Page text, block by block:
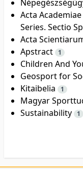
Acta
Series. Sectio
Acta
Apstract 1
Children And
Geosport for
Kitaibelia 1
Magyar
Sustainability 1